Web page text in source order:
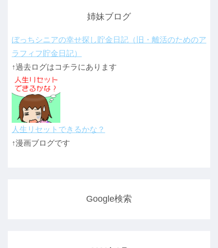
姉妹ブログ
ぼっちシニアの幸せ探し貯金日記（旧・離活のためのア
ラフィフ貯金日記）
↑過去ログはコチラにあります
人生リセットできるかな？
↑漫画ブログです
Google検索